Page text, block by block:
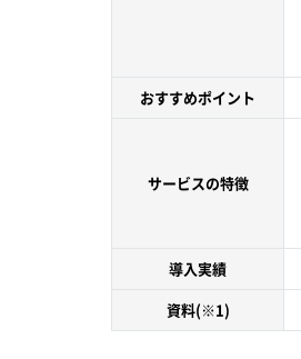
おすすめポイント
サービスの特徴
導入実績
資料(※1)